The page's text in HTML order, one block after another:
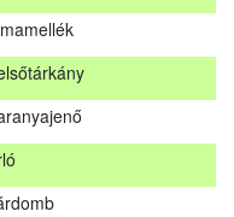
szeptember 19-én
vizsgát sikeresen
postán küldjük meg. A